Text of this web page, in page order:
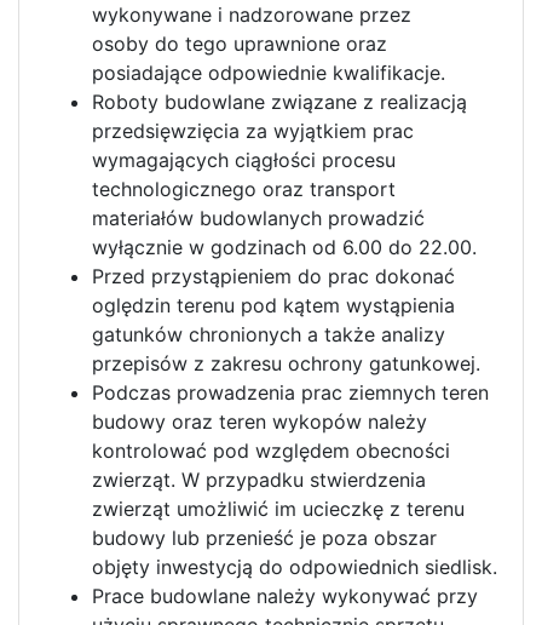
wykonywane i nadzorowane przez
osoby do tego uprawnione oraz
posiadające odpowiednie kwalifikacje.
Roboty budowlane związane z realizacją
przedsięwzięcia za wyjątkiem prac
wymagających ciągłości procesu
technologicznego oraz transport
materiałów budowlanych prowadzić
wyłącznie w godzinach od 6.00 do 22.00.
Przed przystąpieniem do prac dokonać
oględzin terenu pod kątem wystąpienia
gatunków chronionych a także analizy
przepisów z zakresu ochrony gatunkowej.
Podczas prowadzenia prac ziemnych teren
budowy oraz teren wykopów należy
kontrolować pod względem obecności
zwierząt. W przypadku stwierdzenia
zwierząt umożliwić im ucieczkę z terenu
budowy lub przenieść je poza obszar
objęty inwestycją do odpowiednich siedlisk.
Prace budowlane należy wykonywać przy